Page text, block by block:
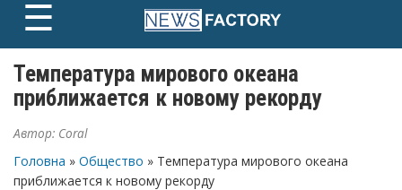
content
☰
Температура мирового океана
приближается к новому рекорду
Автор: Coral
Головна » Общество » Температура мирового океана
приближается к новому рекорду